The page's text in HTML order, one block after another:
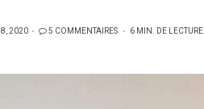
2020 5 COMMENTAIRES 6 MIN. DE LECTURE